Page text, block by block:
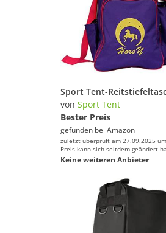
von Sport Tent
Bester Preis
gefunden bei Amazon
zuletzt überprüft am 27.09.2025
Preis kann sich seitdem geändert
Keine weiteren Anbieter